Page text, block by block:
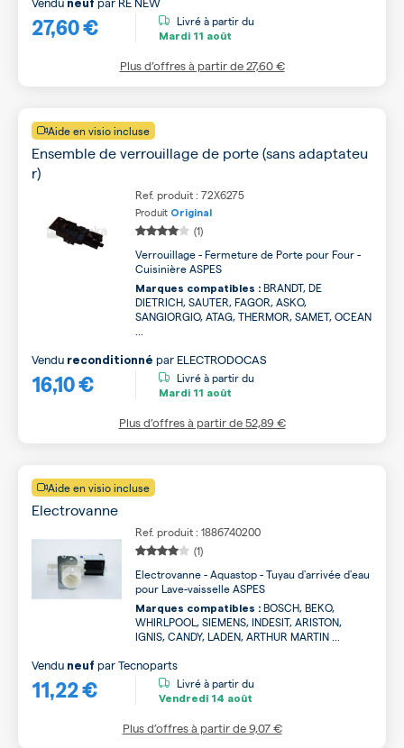
27,60 €
neuf
Livré à partir du
Mardi 11 août
Plus d’offres à partir de27,60 €
Aide en visio incluse
Ensemble de verrouillage de porte (sans adaptateu
r)
Ref. produit : 72X6275
Produit Original
(1)
Verrouillage - Fermeture de Porte pour Four -
Cuisinière ASPES
Marques compatibles : BRANDT, DE
DIETRICH, SAUTER, FAGOR, ASKO,
SANGIORGIO, ATAG, THERMOR, SAMET, OCEAN
16,10 €
Vendu reconditionné par ELECTRODOCAS
Livré à partir du
Mardi 11 août
Plus d’offres à partir de52,89 €
Aide en visio incluse
Electrovanne
Ref. produit : 1886740200
(1)
Electrovanne - Aquastop - Tuyau d'arrivée d'eau
pour Lave-vaisselle ASPES
Marques compatibles : BOSCH, BEKO,
WHIRLPOOL, SIEMENS, INDESIT, ARISTON,
IGNIS, CANDY, LADEN, ARTHUR MARTIN ...
11,22 €
Vendu neuf parTecnoparts
Livré à partir du
Vendredi 14 août
Plus d’offres à partir de9,07 €